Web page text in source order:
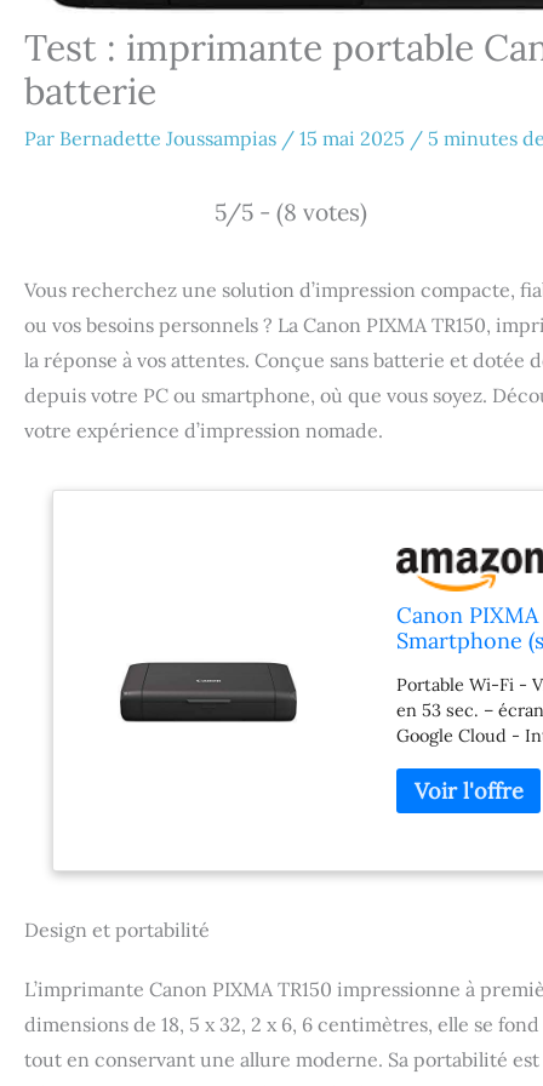
Test : imprimante portable
batterie
Par Bernadette Joussampias / 15 mai 2025 / 5 minutes
5/5 - (8 votes)
Vous recherchez une solution d’impression compacte,
ou vos besoins personnels ? La Canon PIXMA TR150,
la réponse à vos attentes. Conçue sans batterie et
depuis votre PC ou smartphone, où que vous soyez.
votre expérience d’impression nomade.
Canon
Smartphone
Portable Wi-Fi -
en 53 sec. –
Google Cloud -
entreprises
sont réunis sur
de colorants
ans1. Rester
connexion sur
avec des
Design et portabilité
L’imprimante Canon PIXMA TR150 impressionne à
dimensions de 18, 5 x 32, 2 x 6, 6 centimètres, elle se
tout en conservant une allure moderne. Sa portabilité